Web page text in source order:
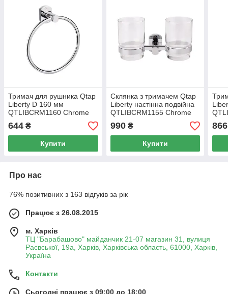
Тримач для рушника Qtap
Liberty D 160 мм
QTLIBCRM1160 Chrome
644 ₴
Купити
Склянка з тримачем Qtap
Liberty настінна подвійна
QTLIBCRM1155 Chrome
990₴
Купити
866
Про нас
76% позитивних з 163 відгуків за рік
Працює з 26.08.2015
м. Харків
ТЦ "Барабашово" майданчик 21-07 магазин 31, вулиця
Раєвської, 19а, Харків, Харківська область, 61000, Харків,
Україна
Контакти
Сьогодні працює з 09:00 до 18:00